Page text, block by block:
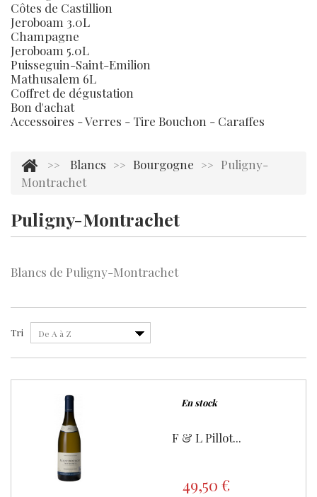
Côtes de Castillion
Jeroboam 3.0L
Champagne
Jeroboam 5.0L
Puisseguin-Saint-Emilion
Mathusalem 6L
Coffret de dégustation
Bon d'achat
Accessoires - Verres - Tire Bouchon - Caraffes
>> Blancs >> Bourgogne >>
Puligny-
Montrachet
Puligny-Montrachet
Blancs de Puligny-Montrachet
Tri De A à Z
En stock
F & L Pillot...
49,50 €